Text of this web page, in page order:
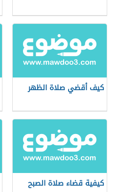
كيف أقضي صلاة الظهر
كيفية قضاء صلاة الصبح